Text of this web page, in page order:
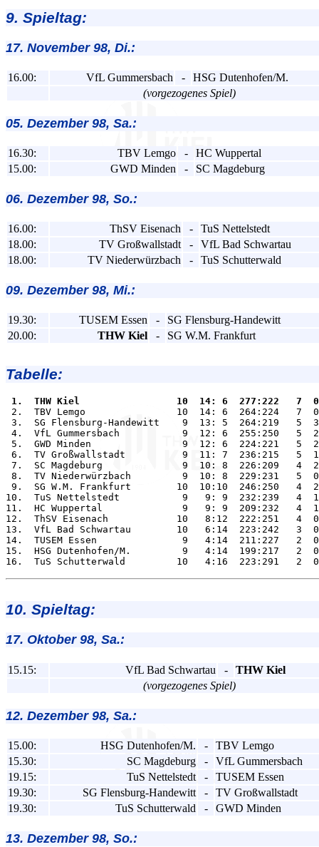
9. Spieltag:
17. November 98, Di.:
16.00: VfL Gummersbach -
HSG Dutenhofen/M.
(vorgezogenes Spiel)
05. Dezember 98, Sa.:
16.30: TBV Lemgo -
HC Wuppertal
15.00:
GWD Minden - SC Magdeburg
06. Dezember 98, So.:
16.00: ThSV Eisenach -
TuS Nettelstedt
18.00:
TV Großwallstadt -
VfL Bad Schwartau
18.00:
TV Niederwürzbach - TuS Schutterwald
09. Dezember 98, Mi.:
19.30: TUSEM Essen -
SG Flensburg-Handewitt
20.00:
THW Kiel - SG W.M. Frankfurt
Tabelle:
1.  THW Kiel                 10  14: 6  277:222   7
2.  TBV Lemgo                10  14: 6  264:224   7
3.  SG Flensburg-Handewitt    9  13: 5  264:219   5
4.  VfL Gummersbach           9  12: 6  255:250   5
5.  GWD Minden                9  12: 6  224:221   5
6.  TV Großwallstadt          9  11: 7  236:215   5
7.  SC Magdeburg              9  10: 8  226:209   4
8.  TV Niederwürzbach         9  10: 8  229:231   5
9.  SG W.M. Frankfurt        10  10:10  246:250   4
10.  TuS Nettelstedt           9   9: 9  232:239   4
11.  HC Wuppertal              9   9: 9  209:232   4
12.  ThSV Eisenach            10   8:12  222:251   4
13.  VfL Bad Schwartau        10   6:14  223:242   3
14.  TUSEM Essen               9   4:14  211:227   2
15.  HSG Dutenhofen/M.         9   4:14  199:217   2
10. Spieltag:
17. Oktober 98, Sa.:
15.15: VfL Bad Schwartau -
THW Kiel
(vorgezogenes Spiel)
12. Dezember 98, Sa.:
15.00: HSG Dutenhofen/M. -
TBV Lemgo
15.30:
SC Magdeburg -
VfL Gummersbach
19.15:
TuS Nettelstedt -
TUSEM Essen
19.30:
SG Flensburg-Handewitt -
TV Großwallstadt
19.30:
TuS Schutterwald - GWD Minden
13. Dezember 98, So.: